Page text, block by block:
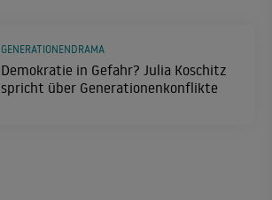
Demokratie in Gefahr? Julia Koschitz
spricht über Generationenkonflikte
GENERATIONENDRAMA